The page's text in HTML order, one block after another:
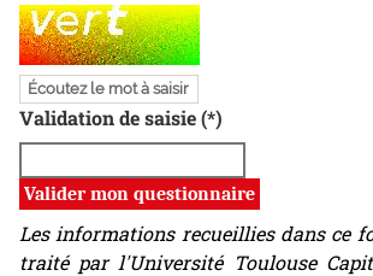
Champ pour les robots. Si vous êtes
Écoutez le mot à saisir
Validation de saisie (*)
Les informations recueillies dans ce
traité par l'Université Toulouse